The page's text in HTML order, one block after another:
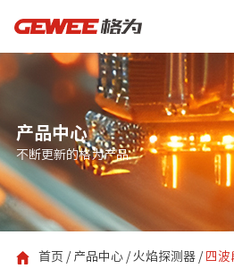
产品中心
不断更新的格为产品
首页 / 产品中心/ 火焰探测器/ 四